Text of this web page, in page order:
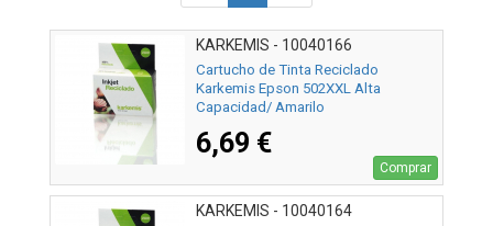
KARKEMIS - 10040166
Cartucho de Tinta Reciclado
Karkemis Epson 502XXL Alta
Capacidad/ Amarilo
6,69 €
Comprar
KARKEMIS - 10040164